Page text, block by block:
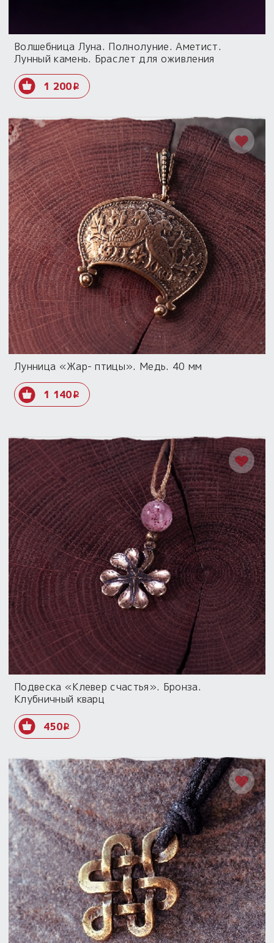
Волшебница Луна. Полнолуние. Аметист.
Лунный камень. Браслет для оживления
1 200i
Лунница «Жар- птицы». Медь. 40 мм
1 140i
Подвеска «Клевер счастья». Бронза.
Клубничный кварц
450i